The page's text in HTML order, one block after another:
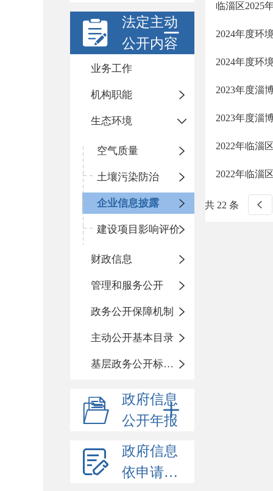
法定主动
公开内容
业务工作
机构职能
生态环境
空气质量
土壤污染防治
企业信息披露
建设项目影响评价
财政信息
管理和服务公开
政务公开保障机制
主动公开基本目录
基层政务公开标准化目录
政府信息
公开年报
政府信息
依申请公开
临淄区2025
2024年度环
2024年度环
2023年度淄
2023年度淄
2022年临淄
2022年临淄
共 22 条